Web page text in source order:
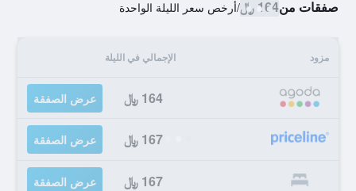
صفقات من164 ﷼ /أرخص سعر الليلة الواحدة
مزود الإجمالي في الليلة
164 ﷼ عرض الصفقة
167 ﷼ عرض الصفقة
167 ﷼ عرض الصفقة